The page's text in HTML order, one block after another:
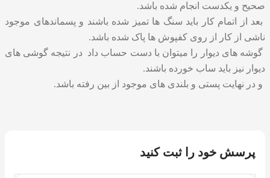
صحیح و یکدست انجام شده باشد.
بعد از اتمام کار باید سنگ ها تمیز شده باشند و پسماندهای موجود
ناشی از کار از روی کفپوش ها پاک شده باشد.
گوشه های دیوار را میتوان با دست حساب داد در نتیجه گوشی های
دیوار نیز باید ساب خورده باشند.
و در نهایت پستی و بلندی های موجود از بین رفته باشد.
پرسش خود را ثبت کنید